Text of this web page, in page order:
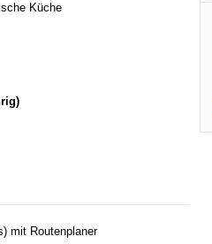
Küche
mit Routenplaner